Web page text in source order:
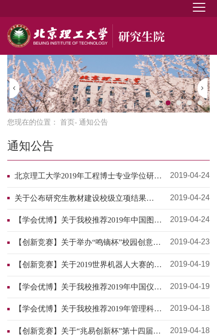
您现在的位置： 首页- 通知公告
通知公告
北京理工大学2019年工程博士专业学位研究
生招生简章
2019-04-24
关于公布研究生教材建设校级立项结果
(2019)的通知
2019-04-24
【学会优博】关于我校推荐2019年中国图学
学会优秀博士学位论文的通知
2019-04-24
【创新竞赛】关于举办“鸣镝杯”校园创意大
赛的通知
2019-04-23
【创新竞赛】关于2019世界机器人大赛的通
知
2019-04-19
【学会优博】关于我校推荐2019年中国仪器
仪表学会全国优秀博士学位论文的通知
2019-04-19
【学会优博】关于我校推荐2019年管理科学
与工程学会优秀博士学位论文的通知
2019-04-18
【创新竞赛】关于“兆易创新杯”第十四届研
2019-04-18